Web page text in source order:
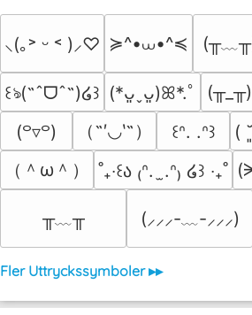
⸜(｡˃ ᵕ ˂ )⸝♡ ≽^•⩊•^≼
꒰ঌ(˶ˆᗜˆ˵)໒꒱ (*ᴗ͈ˬᴗ͈)ꕤ*.ﾟ (╥_╥)
(꒪▿꒪)
（˶′◡‵˶） ꒰ᐢ. .ᐢ꒱ (
（＾ω＾）
˚₊‧꒰ა ₍ᐢ.  ̫.ᐢ₎ ໒꒱ ‧₊˚
╥﹏╥ (⸝⸝⸝-﹏-⸝⸝⸝)
Fler Uttryckssymboler ▸▸